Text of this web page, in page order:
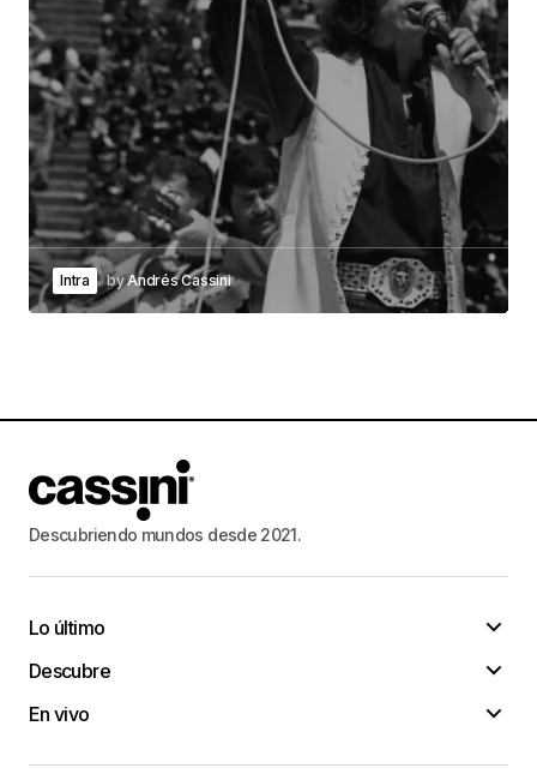
Intra byAndrés Cassini
Descubriendo mundos desde 2021.
Lo último
Descubre
En vivo